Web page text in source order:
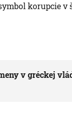
korupcie v
v gréckej